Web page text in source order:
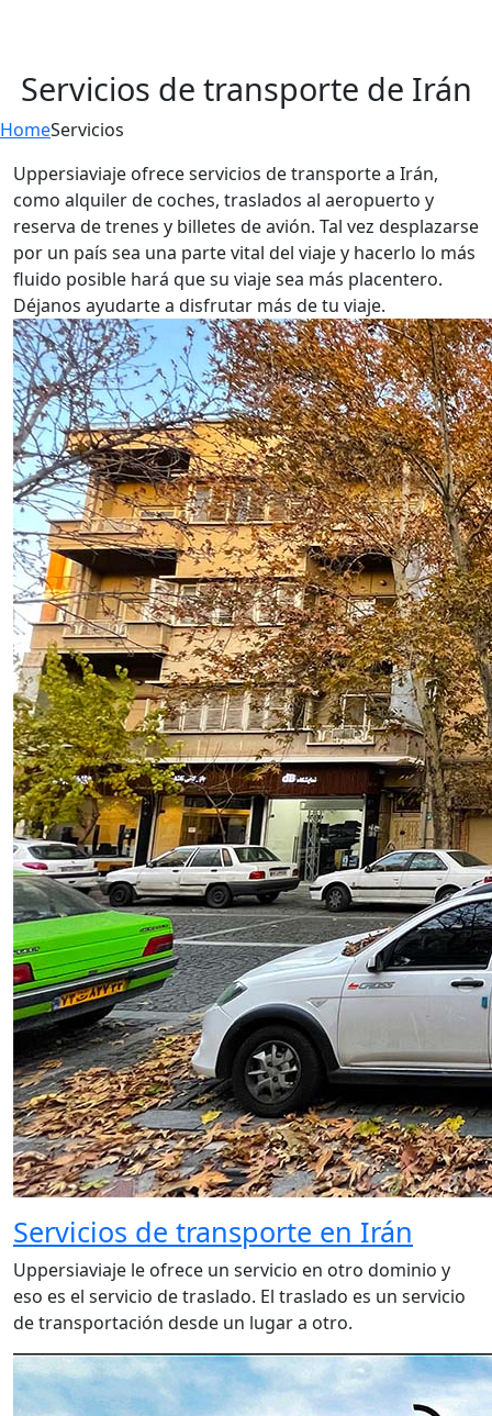
Servicios de transporte de Irán
HomeServicios
Uppersiaviaje ofrece servicios de transporte a Irán,
como alquiler de coches, traslados al aeropuerto y
reserva de trenes y billetes de avión. Tal vez desplazarse
por un país sea una parte vital del viaje y hacerlo lo más
fluido posible hará que su viaje sea más placentero.
Déjanos ayudarte a disfrutar más de tu viaje.
Servicios de transporte en Irán
Uppersiaviaje le ofrece un servicio en otro dominio y
eso es el servicio de traslado. El traslado es un servicio
de transportación desde un lugar a otro.